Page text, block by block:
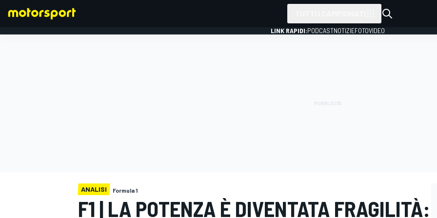
LINK RAPIDI:PODCASTNOTIZIEFOTOVIDEO
ANALISI Formula 1
F1 | LA POTENZA È DIVENTATA FRAGILITÀ: